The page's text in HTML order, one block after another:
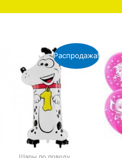
Распродажа!